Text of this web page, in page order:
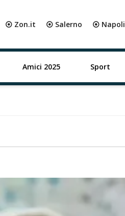
⦿ Zon.it ⦿ Salerno ⦿ Napoli
Amici 2025 Sport